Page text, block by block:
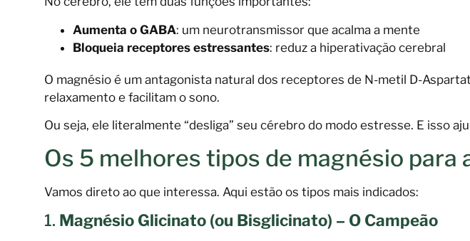
Aumenta o GABA: um neurotransmissor que acalma a mente
Bloqueia receptores estressantes: reduz a hiperativação cerebral
O magnésio é um antagonista natural dos receptores de N-metil D-
relaxamento e facilitam o sono.
Ou seja, ele literalmente “desliga” seu cérebro do modo estresse. E isso
Os 5 melhores tipos de magnésio para
Vamos direto ao que interessa. Aqui estão os tipos mais indicados:
1. Magnésio Glicinato (ou Bisglicinato) – O Campeão